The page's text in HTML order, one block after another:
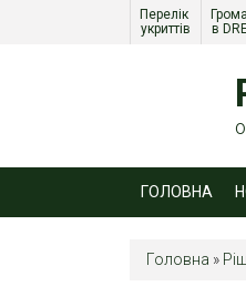
Перелік
укриттів
в
ГОЛОВНА
Головна »